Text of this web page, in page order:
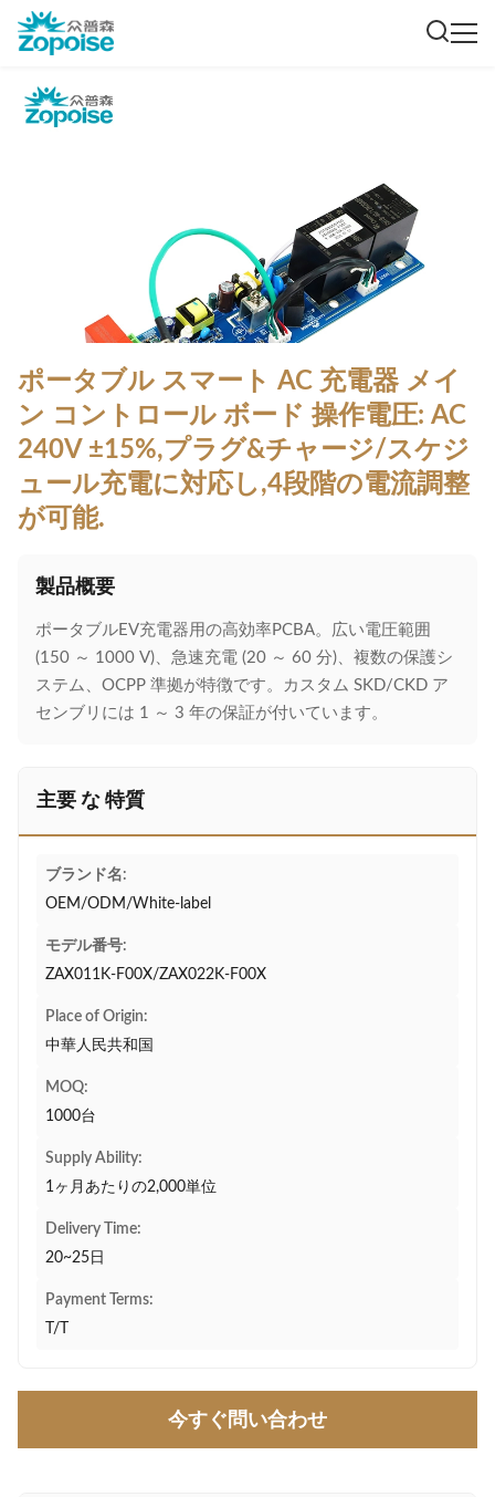
ポータブル スマート AC 充電器 メイ
ン コントロール ボード 操作電圧: AC
240V ±15%,プラグ&チャージ/スケジ
ュール充電に対応し,4段階の電流調整
が可能.
製品概要
ポータブルEV充電器用の高効率PCBA。広い電圧範囲
(150 ～ 1000 V)、急速充電 (20 ～ 60 分)、複数の保護シ
ステム、OCPP 準拠が特徴です。カスタム SKD/CKD ア
センブリには 1 ～ 3 年の保証が付いています。
主要 な 特質
ブランド名:
OEM/ODM/White-label
モデル番号:
ZAX011K-F00X/ZAX022K-F00X
Place of Origin:
中華人民共和国
MOQ:
1000台
Supply Ability:
1ヶ月あたりの2,000単位
Delivery Time:
20~25日
Payment Terms:
T/T
今すぐ問い合わせ